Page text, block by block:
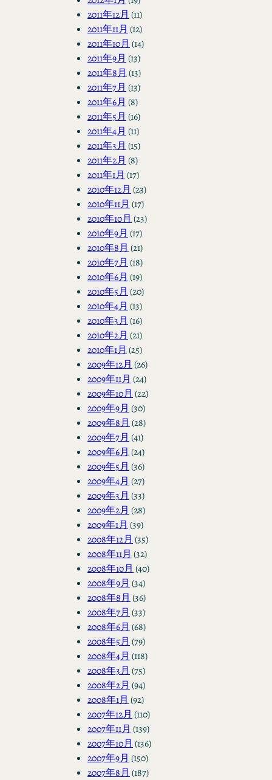
2011年12月 (11)
2011年11月 (12)
2011年10月 (14)
2011年9月 (13)
2011年8月 (13)
2011年7月 (13)
2011年6月 (8)
2011年5月 (16)
2011年4月 (11)
2011年3月 (15)
2011年2月 (8)
2011年1月 (17)
2010年12月 (23)
2010年11月 (17)
2010年10月 (23)
2010年9月 (17)
2010年8月 (21)
2010年7月 (18)
2010年6月 (19)
2010年5月 (20)
2010年4月 (13)
2010年3月 (16)
2010年2月 (21)
2010年1月 (25)
2009年12月 (26)
2009年11月 (24)
2009年10月 (22)
2009年9月 (30)
2009年8月 (28)
2009年7月 (41)
2009年6月 (24)
2009年5月 (36)
2009年4月 (27)
2009年3月 (33)
2009年2月 (28)
2009年1月 (39)
2008年12月 (35)
2008年11月 (32)
2008年10月 (40)
2008年9月 (34)
2008年8月 (36)
2008年7月 (33)
2008年6月 (68)
2008年5月 (79)
2008年4月 (118)
2008年3月 (75)
2008年2月 (94)
2008年1月 (92)
2007年12月 (110)
2007年11月 (139)
2007年10月 (136)
2007年9月 (150)
2007年8月 (187)